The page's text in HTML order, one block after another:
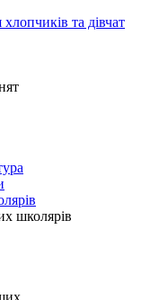
та дівчат
школярів